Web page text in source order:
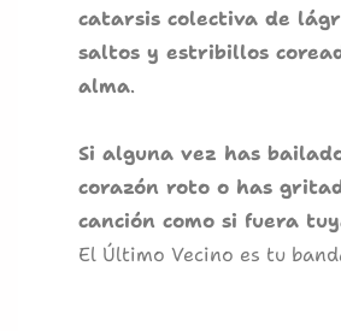
catarsis colectiva de
saltos y estribillos
alma.
Si alguna vez has
corazón roto o has
canción como si fuera
El Último Vecino es tu